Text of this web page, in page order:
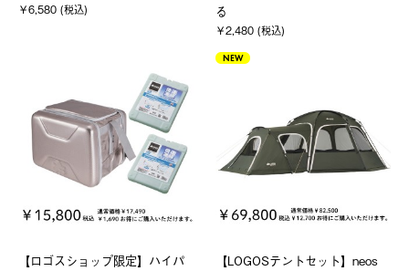
￥6,580 (税込)
る
￥2,480 (税込)
【ロゴスショップ限定】ハイパ
NEW
【LOGOSテントセット】neos